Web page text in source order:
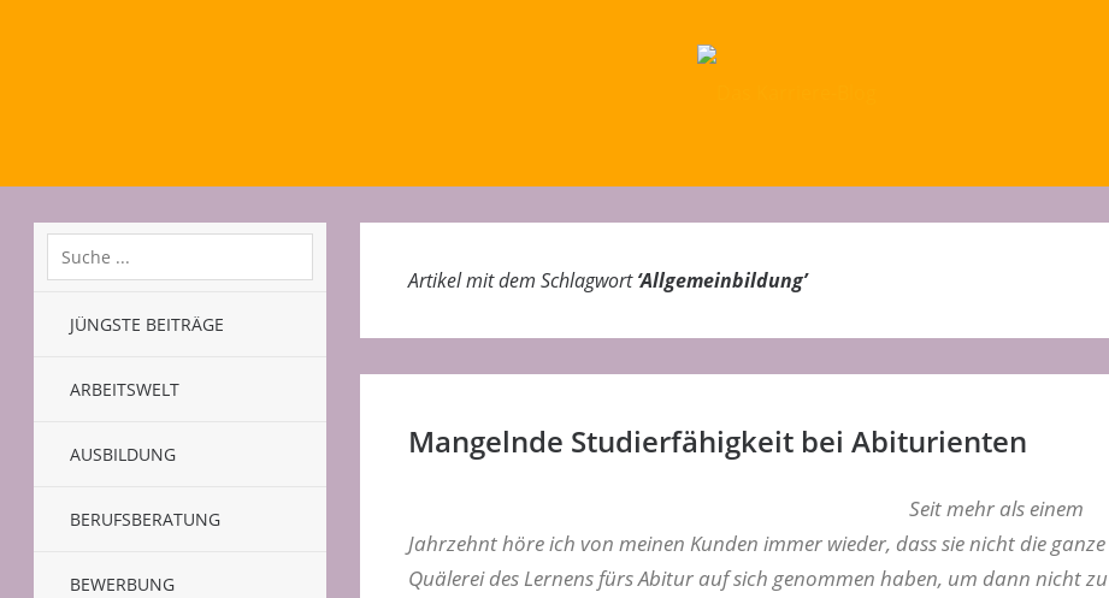
JÜNGSTE BEITRÄGE
ARBEITSWELT
AUSBILDUNG
BERUFSBERATUNG
BEWERBUNG
Artikel mit dem Schlagwort‘Allgemeinbildung’
Mangelnde Studierfähigkeit bei Abiturienten
Seit mehr als einem
Jahrzehnt höre ich von meinen Kunden immer wieder, dass sie nicht die ganze
Quälerei des Lernens fürs Abitur auf sich genommen haben, um dann nicht zu